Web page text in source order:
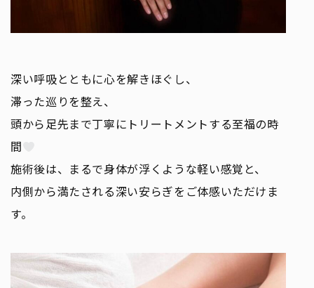
深い呼吸とともに心を解きほぐし、
滞った巡りを整え、
頭から足先まで丁寧にトリートメントする至福の時
間
施術後は、まるで身体が浮くような軽い感覚と、
内側から満たされる深い安らぎをご体感いただけま
す。